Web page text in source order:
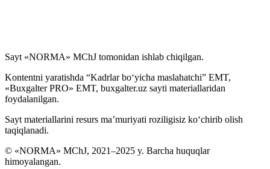
Sayt «NORMA» MChJ tomonidan ishlab chiqilgan.
Kontentni yaratishda “Kadrlar boʻyicha maslahatchi” EMT,
«Buxgalter PRO» EMT, buxgalter.uz sayti materiallaridan
foydalanilgan.
Sayt materiallarini resurs ma’muriyati roziligisiz koʻchirib olish
taqiqlanadi.
© «NORMA» MChJ, 2021–2025 y. Barcha huquqlar
himoyalangan.